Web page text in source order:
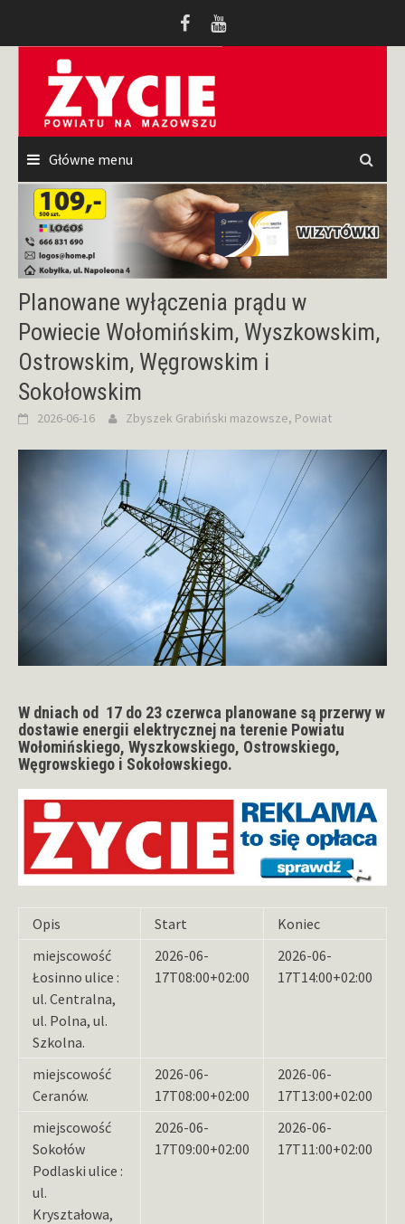
Główne menu
Planowane wyłączenia prądu w
Powiecie Wołomińskim, Wyszkowskim,
Ostrowskim, Węgrowskim i
Sokołowskim
2026-06-16 Zbyszek Grabiński mazowsze, Powiat
W dniach od 17 do 23 czerwca planowane są przerwy w
dostawie energii elektrycznej na terenie Powiatu
Wołomińskiego, Wyszkowskiego, Ostrowskiego,
Węgrowskiego i Sokołowskiego.
Opis Start
Koniec
miejscowość
Łosinno ulice :
ul. Centralna,
ul. Polna, ul.
Szkolna.
2026-06-
17T08:00+02:00
2026-06-
17T14:00+02:00
miejscowość
Ceranów.
2026-06-
17T08:00+02:00
2026-06-
17T13:00+02:00
miejscowość
Sokołów
Podlaski ulice :
ul.
Kryształowa,
2026-06-
17T09:00+02:00
2026-06-
17T11:00+02:00